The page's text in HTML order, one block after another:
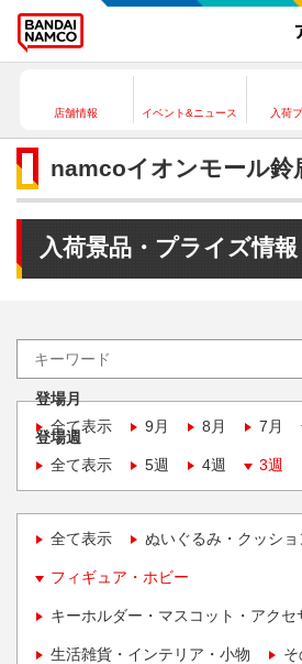
店舗情報 イベント&ニュース 入荷
namcoイオンモール鈴
入荷景品・プライズ情報
登場月
全て表示
9月 8月 7月
登場週
全て表示
5週 4週 3週
全て表示 ぬいぐるみ・クッショ
フィギュア・ホビー
キーホルダー・マスコット・アクセ
生活雑貨・インテリア・小物